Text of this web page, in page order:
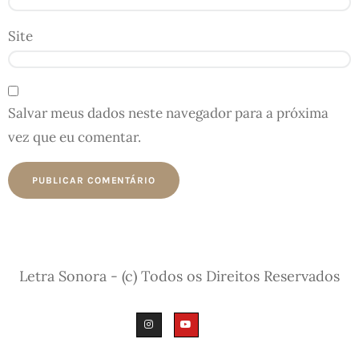
Site
Salvar meus dados neste navegador para a próxima
vez que eu comentar.
Letra Sonora - (c) Todos os Direitos Reservados